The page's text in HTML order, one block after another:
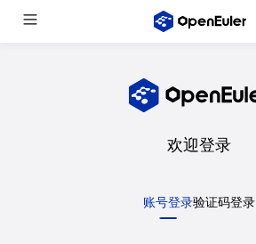
欢迎登录
账号登录验证码登录